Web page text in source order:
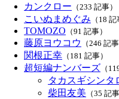
カンクロー （233 記事）
こいぬまめぐみ （18 記
TOMOZO （91 記事）
藤原ヨウコウ （246 記事
関根正幸 （181 記事）
超短編ナンバーズ （
タカスギシンタ
柴田友美 （35 記事